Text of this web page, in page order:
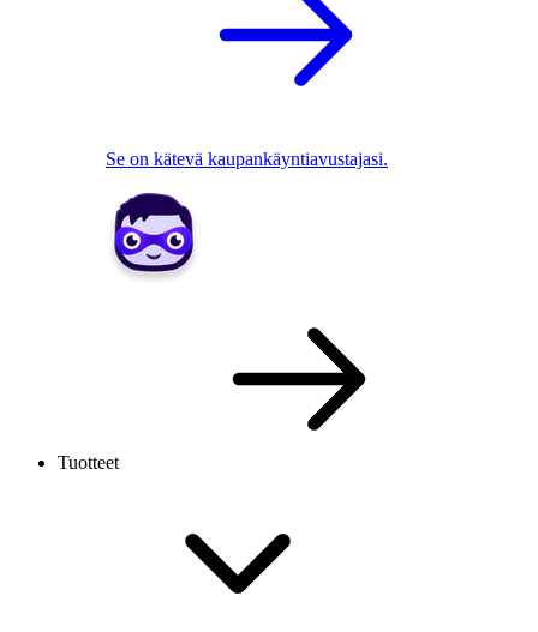
Se on kätevä kaupankäyntiavustajasi.
Tuotteet